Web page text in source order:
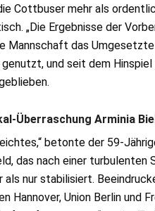
Cottbuser mehr als
„Die Ergebnisse der
Mannschaft das
und seit dem
Überraschung Arminia
betonte der 59-
das nach einer turbulenten
nur stabilisiert.
Hannover, Union Berlin und